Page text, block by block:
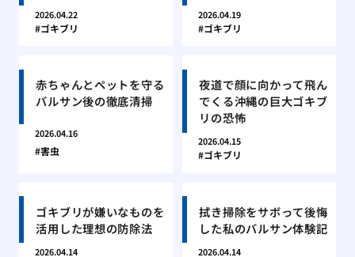
2026.04.22
ゴキブリ
2026.04.19
ゴキブリ
赤ちゃんとペットを守る
バルサン後の徹底清掃
2026.04.16
害虫
夜道で顔に向かって飛ん
でくる沖縄の巨大ゴキブ
リの恐怖
2026.04.15
ゴキブリ
ゴキブリが嫌いなものを
活用した理想の防除法
2026.04.14
拭き掃除をサボって後悔
した私のバルサン体験記
2026.04.14